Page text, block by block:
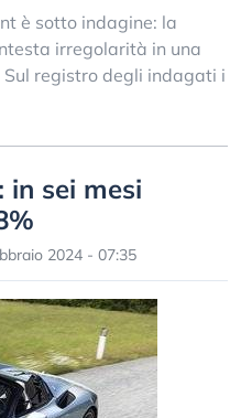
è sotto indagine: la
irregolarità in una
registro degli indagati i
in sei mesi
2024 - 07:35